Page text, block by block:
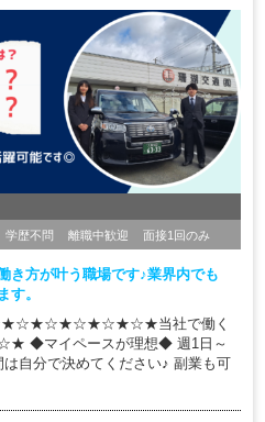
学歴不問 離職中歓迎 面接1回のみ
方が叶う職場です♪業界内でも
す。
☆★☆★☆★☆★☆★☆★当社で働く
イペースが理想◆ 週1日～
自分で決めてください♪ 副業も可